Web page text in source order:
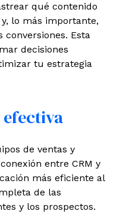
qué contenido
lo más importante,
Esta
decisiones
tu estrategia
de ventas y
entre CRM y
más eficiente al
de las
y los prospectos.